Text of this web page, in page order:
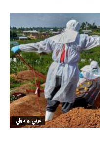
عربي و دولي